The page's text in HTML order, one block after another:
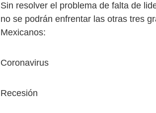
Sin resolver el problema de falta de
no se podrán enfrentar las otras tres
Mexicanos:
Coronavirus
Recesión